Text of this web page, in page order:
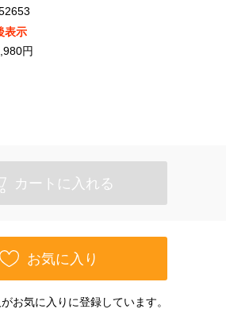
表示
円
カートに入れる
お気に入り
お気に入りに登録しています。